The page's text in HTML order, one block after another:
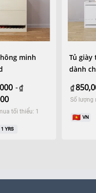
minh
-₫
tối thiểu: 1
1YRS
Tủ giày
dành
₫
Số lượng
VN